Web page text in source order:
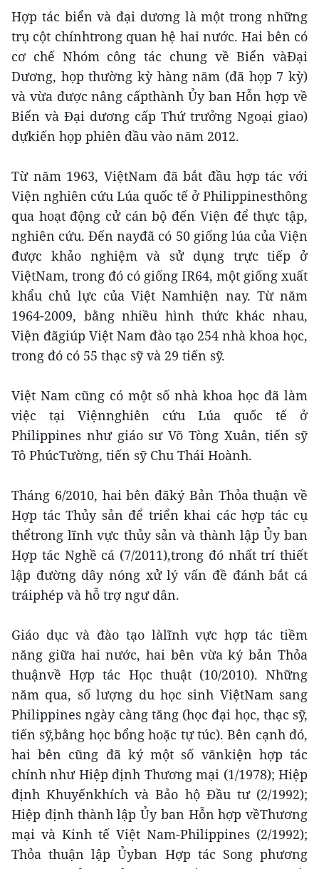
Hợp tác biển và đại dương là một trong những
trụ cột chínhtrong quan hệ hai nước. Hai bên có
cơ chế Nhóm công tác chung về Biển vàĐại
Dương, họp thường kỳ hàng năm (đã họp 7 kỳ)
và vừa được nâng cấpthành Ủy ban Hỗn hợp về
Biển và Đại dương cấp Thứ trưởng Ngoại giao)
dựkiến họp phiên đầu vào năm 2012.
Từ năm 1963, ViệtNam đã bắt đầu hợp tác với
Viện nghiên cứu Lúa quốc tế ở Philippinesthông
qua hoạt động cử cán bộ đến Viện để thực tập,
nghiên cứu. Đến nayđã có 50 giống lúa của Viện
được khảo nghiệm và sử dụng trực tiếp ở
ViệtNam, trong đó có giống IR64, một giống xuất
khẩu chủ lực của Việt Namhiện nay. Từ năm
1964-2009, bằng nhiều hình thức khác nhau,
Viện đãgiúp Việt Nam đào tạo 254 nhà khoa học,
trong đó có 55 thạc sỹ và 29 tiến sỹ.
Việt Nam cũng có một số nhà khoa học đã làm
việc tại Việnnghiên cứu Lúa quốc tế ở
Philippines như giáo sư Võ Tòng Xuân, tiến sỹ
Tô PhúcTường, tiến sỹ Chu Thái Hoành.
Tháng 6/2010, hai bên đãký Bản Thỏa thuận về
Hợp tác Thủy sản để triển khai các hợp tác cụ
thểtrong lĩnh vực thủy sản và thành lập Ủy ban
Hợp tác Nghề cá (7/2011),trong đó nhất trí thiết
lập đường dây nóng xử lý vấn đề đánh bắt cá
tráiphép và hỗ trợ ngư dân.
Giáo dục và đào tạo làlĩnh vực hợp tác tiềm
năng giữa hai nước, hai bên vừa ký bản Thỏa
thuậnvề Hợp tác Học thuật (10/2010). Những
năm qua, số lượng du học sinh ViệtNam sang
Philippines ngày càng tăng (học đại học, thạc sỹ,
tiến sỹ,bằng học bổng hoặc tự túc). Bên cạnh đó,
hai bên cũng đã ký một số vănkiện hợp tác
chính như Hiệp định Thương mại (1/1978); Hiệp
định Khuyếnkhích và Bảo hộ Đầu tư (2/1992);
Hiệp định thành lập Ủy ban Hỗn hợp vềThương
mại và Kinh tế Việt Nam-Philippines (2/1992);
Thỏa thuận lập Ủyban Hợp tác Song phương